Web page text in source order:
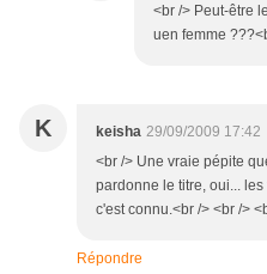
<br /> Peut-être
uen femme
K keisha 29/09/2009 17:42
<br /> Une vraie pépite
pardonne le titre, oui...
c'est connu.<br /> <br />
Répondre